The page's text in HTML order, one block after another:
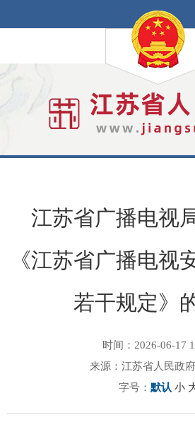
江苏省广播电视
《江苏省广播电视
若干规定》
时间：2026-06-17
来源：江苏省人民政
字号： 默认 小